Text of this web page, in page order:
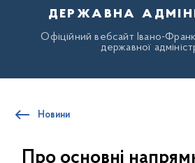
державна
Офіційний вебсайт Івано-
державної
Новини
Про основні